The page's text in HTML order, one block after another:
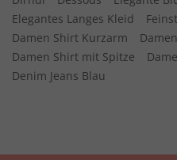
Elegantes Langes Kleid
Damen Shirt Kurzarm
Damen Shirt mit Spitze
Denim Jeans Blau